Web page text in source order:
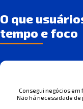
O que
tempo e foco
Consegui negócios
Não há necessidade